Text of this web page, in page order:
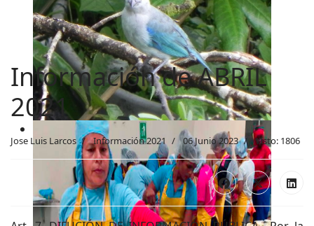
Información de ABRIL
2021
Jose Luis Larcos Información 2021 06 Junio 2023 Visto: 1806